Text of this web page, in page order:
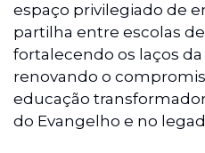
espaço privilegiado de
partilha entre escolas
fortalecendo os laços da
renovando o
educação
do Evangelho e no